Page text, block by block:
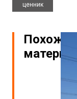
ценник
Похожие